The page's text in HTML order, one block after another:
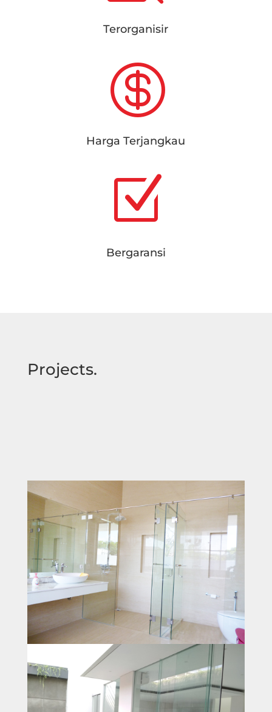
Terorganisir

Harga Terjangkau
Z
Bergaransi
Projects.